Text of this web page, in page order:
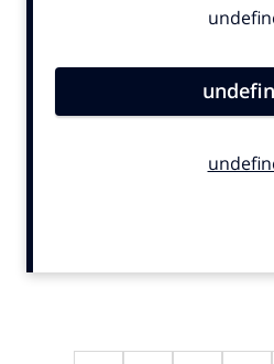
Contentmarketing
Effectiviteit